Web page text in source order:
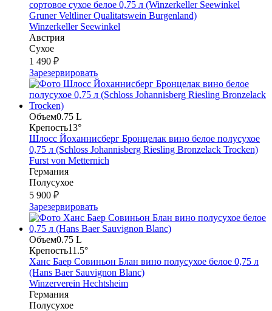
сортовое сухое белое 0,75 л (Winzerkeller Seewinkel
Gruner Veltliner Qualitatswein Burgenland)
Winzerkeller Seewinkel
Австрия
Сухое
1 490 ₽
Зарезервировать
Объем0.75 L
Крепость13°
Шлосс Йоханнисберг Бронцелак вино белое полусухое
0,75 л (Schloss Johannisberg Riesling Bronzelack Trocken)
Furst von Metternich
Германия
Полусухое
5 900 ₽
Зарезервировать
Объем0.75 L
Крепость11.5°
Ханс Баер Совиньон Блан вино полусухое белое 0,75 л
(Hans Baer Sauvignon Blanc)
Winzerverein Hechtsheim
Германия
Полусухое